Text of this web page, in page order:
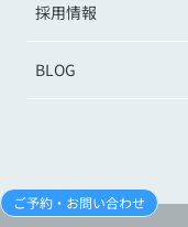
ご予約・お問い合わせ
採用情報
BLOG